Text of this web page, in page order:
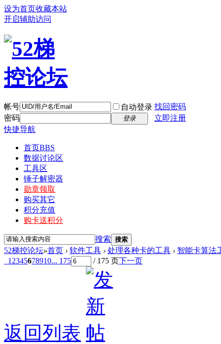
设为首页收藏本站
开启辅助访问
帐号 自动登录 找回密码
密码
登录
立即注册
快捷导航
首页BBS
数据讨论区
工具区
锤子解密器
勋章领取
购买其它
积分充值
购卡送积分
搜索 搜索
52梯控论坛»首页 › 软件工具 › 处理各种卡的工具 › 智能卡算法
1 2345678910... 175 / 175 页下一页
返回列表